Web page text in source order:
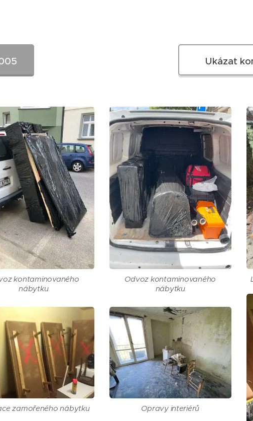
Ukázat
kontaminovaného
nábytku
Odvoz kontaminovaného
nábytku
zamořeného nábytku
Opravy interiérů